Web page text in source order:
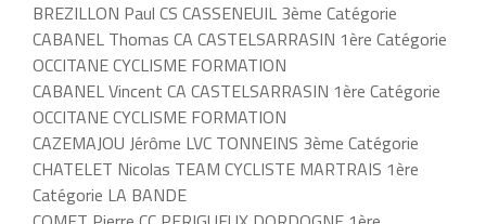
BREZILLON Paul CS CASSENEUIL 3ème Catégorie
CABANEL Thomas CA CASTELSARRASIN 1ère Catégorie
OCCITANE CYCLISME FORMATION
CABANEL Vincent CA CASTELSARRASIN 1ère Catégorie
OCCITANE CYCLISME FORMATION
CAZEMAJOU Jérôme LVC TONNEINS 3ème Catégorie
CHATELET Nicolas TEAM CYCLISTE MARTRAIS 1ère
Catégorie LA BANDE